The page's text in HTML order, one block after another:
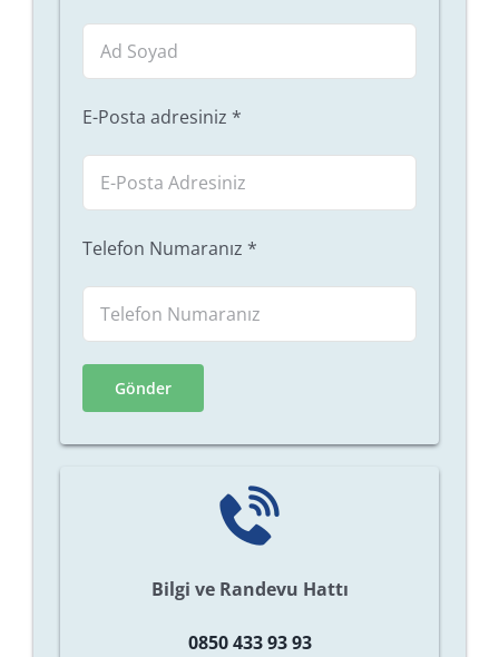
E-Posta adresiniz *
Telefon Numaranız *
Bilgi ve Randevu Hattı
0850 433 93 93